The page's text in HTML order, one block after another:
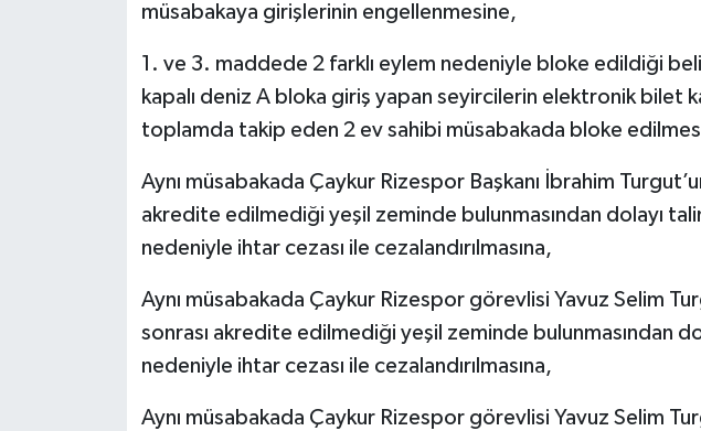
müsabakaya girişlerinin engellenmesine,
1. ve 3. maddede 2 farklı eylem nedeniyle bloke edildiği
kapalı deniz A bloka giriş yapan seyircilerin elektronik bilet
toplamda takip eden 2 ev sahibi müsabakada bloke
Aynı müsabakada Çaykur Rizespor Başkanı İbrahim
akredite edilmediği yeşil zeminde bulunmasından dolayı
nedeniyle ihtar cezası ile cezalandırılmasına,
Aynı müsabakada Çaykur Rizespor görevlisi Yavuz Selim
sonrası akredite edilmediği yeşil zeminde bulunmasından
nedeniyle ihtar cezası ile cezalandırılmasına,
Aynı müsabakada Çaykur Rizespor görevlisi Yavuz Selim